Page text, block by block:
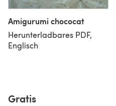
Amigurumi chococat
Herunterladbares PDF,
Englisch
Gratis